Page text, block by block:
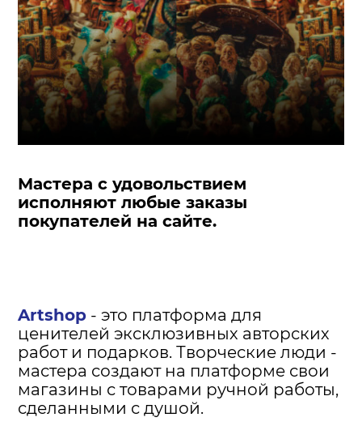
Мастера с удовольствием
исполняют любые заказы
покупателей на сайте.
Artshop - это платформа для
ценителей эксклюзивных авторских
работ и подарков. Творческие люди -
мастера создают на платформе свои
магазины с товарами ручной работы,
сделанными с душой.